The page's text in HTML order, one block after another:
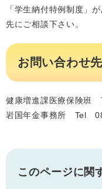
「学生納付特例制度」
先にご相談下さい。
お問い合わせ先
健康増進課医療保険
岩国年金事務所 Tel
このページに関